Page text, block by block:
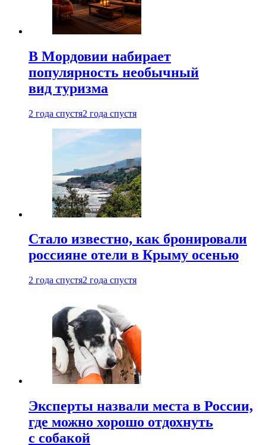
В Мордовии набирает
популярность необычный
вид туризма
2 года спустя2 года спустя
Стало известно, как бронировали
россияне отели в Крыму осенью
2 года спустя2 года спустя
Эксперты назвали места в России,
где можно хорошо отдохнуть
с собакой